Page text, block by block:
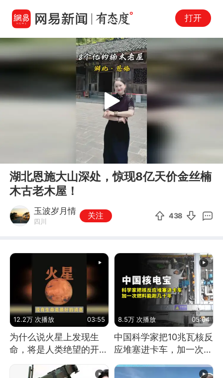
打开
Play
湖北恩施大山深处，惊现8亿天价金丝楠
木古老木屋！
玉波岁月情
四川
关注 438
12.2万 次播放 03:55
为什么说火星上发现生
命，将是人类绝望的开
8.5万 次播放 05:04
中国科学家把10兆瓦核反
应堆塞进卡车，加一次燃
料能跑几十年